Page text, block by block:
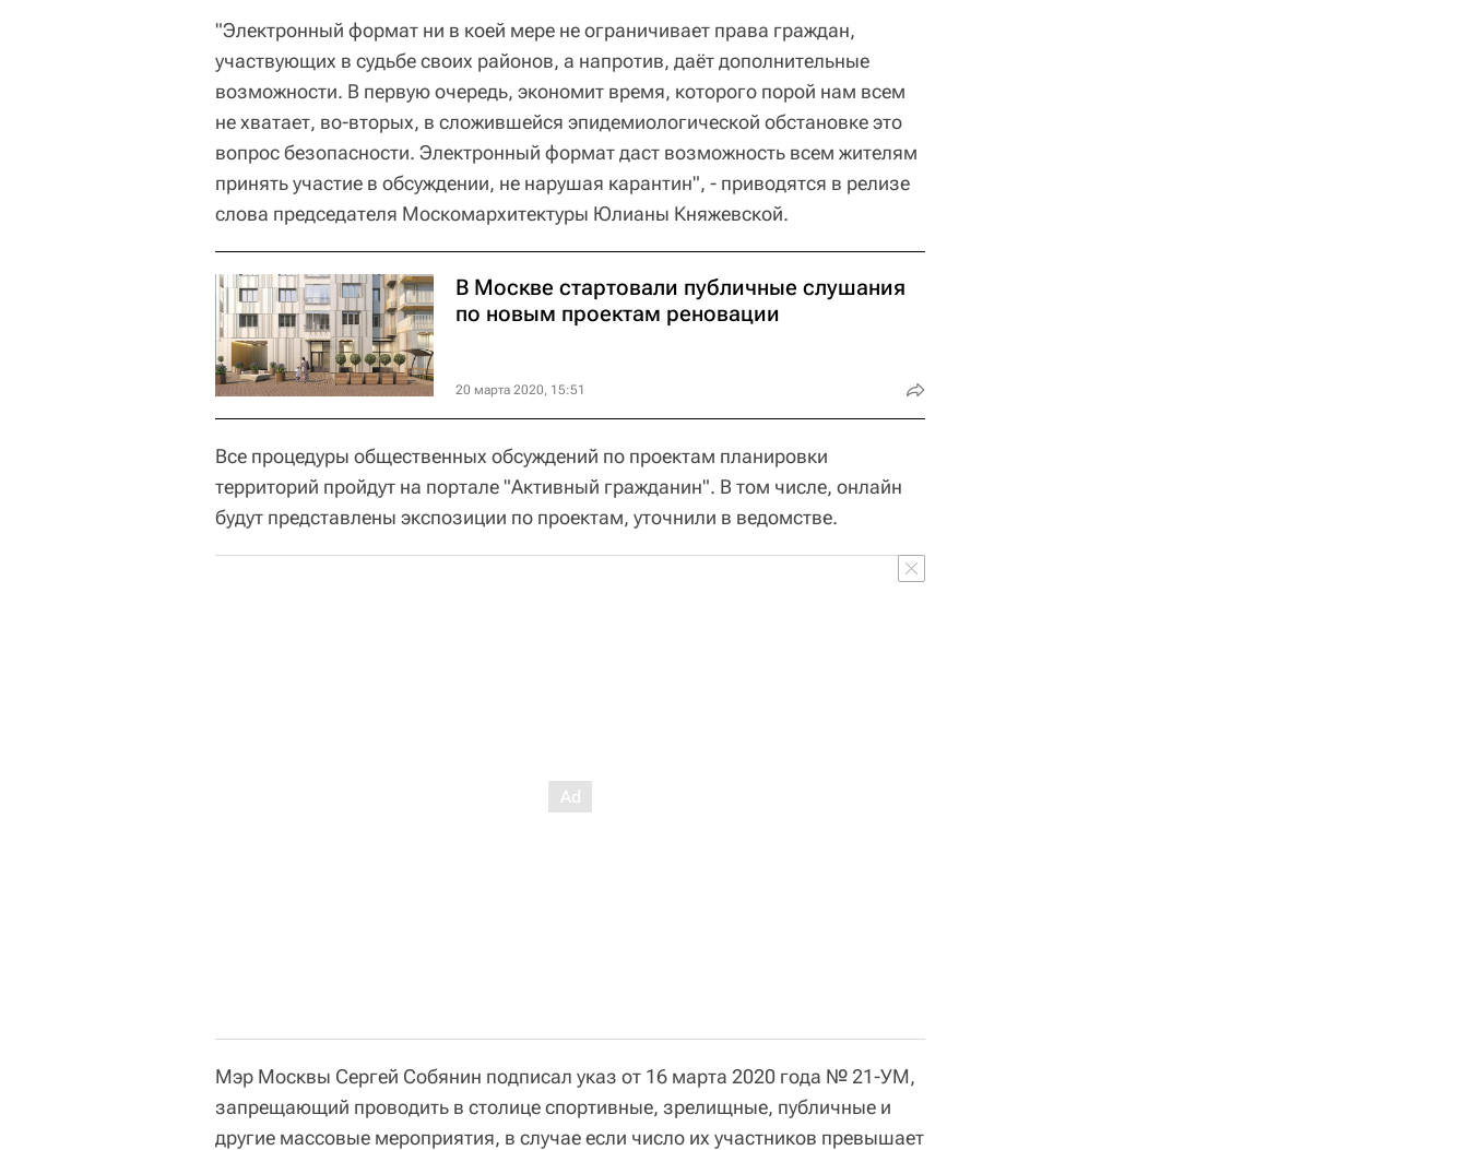
"Электронный формат ни в коей мере не ограничивает права граждан,
участвующих в судьбе своих районов, а напротив, даёт дополнительные
возможности. В первую очередь, экономит время, которого порой нам всем
не хватает, во-вторых, в сложившейся эпидемиологической обстановке это
вопрос безопасности. Электронный формат даст возможность всем жителям
принять участие в обсуждении, не нарушая карантин", - приводятся в релизе
слова председателя Москомархитектуры Юлианы Княжевской.
В Москве стартовали публичные слушания
по новым проектам реновации
20 марта 2020, 15:51
Все процедуры общественных обсуждений по проектам планировки
территорий пройдут на портале "Активный гражданин". В том числе, онлайн
будут представлены экспозиции по проектам, уточнили в ведомстве.
Мэр Москвы Сергей Собянин подписал указ от 16 марта 2020 года № 21-УМ,
запрещающий проводить в столице спортивные, зрелищные, публичные и
другие массовые мероприятия, в случае если число их участников превышает